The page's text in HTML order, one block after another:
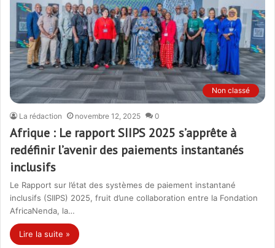
Non classé
La rédaction novembre 12, 2025 0
Afrique : Le rapport SIIPS 2025 s’apprête à
redéfinir l’avenir des paiements instantanés
inclusifs
Le Rapport sur l’état des systèmes de paiement instantané
inclusifs (SIIPS) 2025, fruit d’une collaboration entre la Fondation
AfricaNenda, la…
Lire la suite »